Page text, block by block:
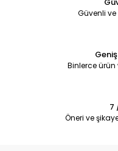
Güvenli
Binlerce
7
Öneri ve